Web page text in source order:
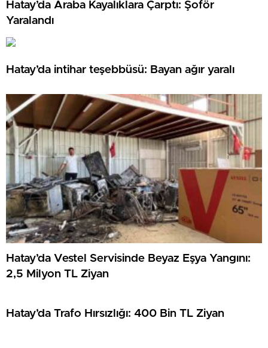
Hatay’da Araba Kayalıklara Çarptı: Şoför
Yaralandı
Hatay’da intihar teşebbüsü: Bayan ağır yaralı
Hatay’da Vestel Servisinde Beyaz Eşya Yangını:
2,5 Milyon TL Ziyan
Hatay’da Trafo Hırsızlığı: 400 Bin TL Ziyan